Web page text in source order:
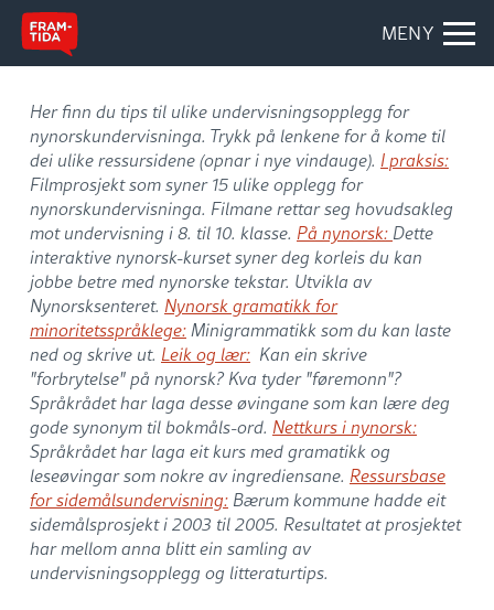
MENY
Her finn du tips til ulike undervisningsopplegg for
nynorskundervisninga. Trykk på lenkene for å kome til
dei ulike ressursidene (opnar i nye vindauge). I praksis:
Filmprosjekt som syner 15 ulike opplegg for
nynorskundervisninga. Filmane rettar seg hovudsakleg
mot undervisning i 8. til 10. klasse. På nynorsk: Dette
interaktive nynorsk-kurset syner deg korleis du kan
jobbe betre med nynorske tekstar. Utvikla av
Nynorsksenteret. Nynorsk gramatikk for
minoritetsspråklege:Minigrammatikk som du kan laste
ned og skrive ut. Leik og lær: Kan ein skrive
"forbrytelse" på nynorsk? Kva tyder "føremonn"?
Språkrådet har laga desse øvingane som kan lære deg
gode synonym til bokmåls-ord. Nettkurs i nynorsk:
Språkrådet har laga eit kurs med gramatikk og
leseøvingar som nokre av ingrediensane. Ressursbase
for sidemålsundervisning: Bærum kommune hadde eit
sidemålsprosjekt i 2003 til 2005. Resultatet at prosjektet
har mellom anna blitt ein samling av
undervisningsopplegg og litteraturtips.